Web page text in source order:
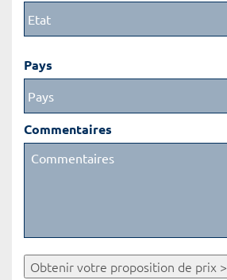
Pays
Commentaires
Obtenir votre proposition de prix >